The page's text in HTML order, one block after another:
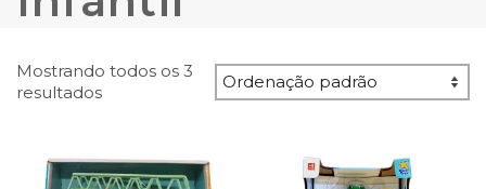
Mostrando todos os 3
resultados